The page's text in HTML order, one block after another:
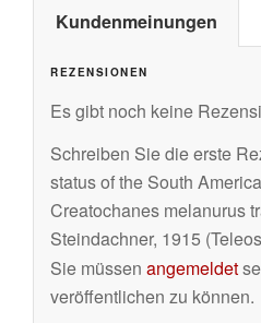
Kundenmeinungen
REZENSIONEN
Es gibt noch keine
Schreiben Sie die erste
status of the South
Creatochanes melanurus
Steindachner, 1915
Sie müssen angemeldet
veröffentlichen zu können.